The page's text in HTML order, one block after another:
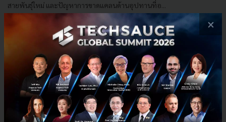
สายพันธุ์ใหม่ และปัญหาการขาดแคลนด้านอุปทานที่อ...
Techsauce Team
2021 Outlook
×